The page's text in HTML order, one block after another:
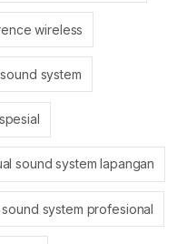
wireless
system
sound system lapangan
sound system profesional